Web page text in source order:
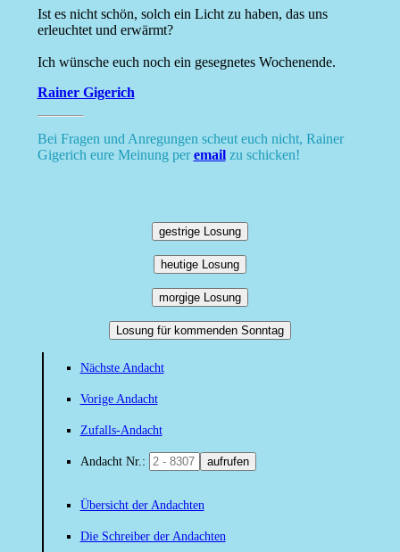
Ist es nicht schön, solch ein Licht zu haben, das uns
erleuchtet und erwärmt?
Ich wünsche euch noch ein gesegnetes Wochenende.
Rainer Gigerich
Bei Fragen und Anregungen scheut euch nicht, Rainer
Gigerich eure Meinung peremailzu schicken!
gestrige Losung
heutige Losung
morgige Losung
Losung für kommenden Sonntag
Nächste Andacht
Vorige Andacht
Zufalls-Andacht
Andacht Nr.: aufrufen
Übersicht der Andachten
Die Schreiber der Andachten